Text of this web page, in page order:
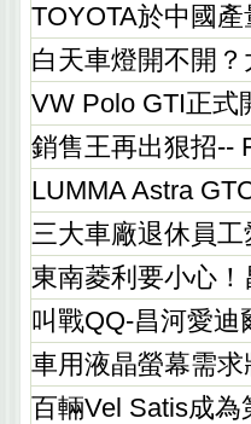
TOYOTA於中國
白天車燈開不開？
VW Polo GTI正式
銷售王再出狠招--
LUMMA Astra
三大車廠退休員
東南菱利要小心
叫戰QQ-昌河愛迪
車用液晶螢幕需求
百輛Vel Satis成為